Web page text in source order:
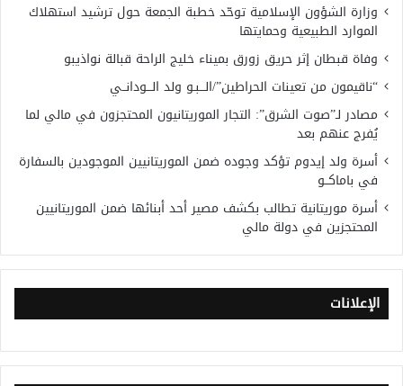
وزارة الشؤون الإسلامية توحّد خطبة الجمعة حول ترشيد استهلاك
الموارد الطبيعية وحمايتها
وفاة قبطان إثر حريق زورق بميناء خليج الراحة قبالة نواذيبو
“ناقيمون من تعينات الحراطين”/الـــبـو ولد الـــودانــي
مصادر لـ”صوت الشرق”: التجار الموريتانيون المحتجزون في مالي لما
يُفرج عنهم بعد
أسرة ولد إيدوم تؤكد وجوده ضمن الموريتانيين الموجودين بالسفارة
في باماكــو
أسرة موريتانية تطالب بكشف مصير أحد أبنائها ضمن الموريتانيين
المحتجزين في دولة مالي
الإعلانات